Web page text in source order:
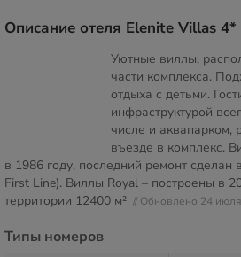
Описание отеля Elenite Villas 4*
Уютные виллы,
части комплекса.
отдыха с детьми.
инфраструктурой
числе и аквапарком,
въезде в комплекс.
в 1986 году, последний ремонт сделан
First Line). Виллы Royal – построены в
территории 12400 м² // Обновлено 24
Типы номеров